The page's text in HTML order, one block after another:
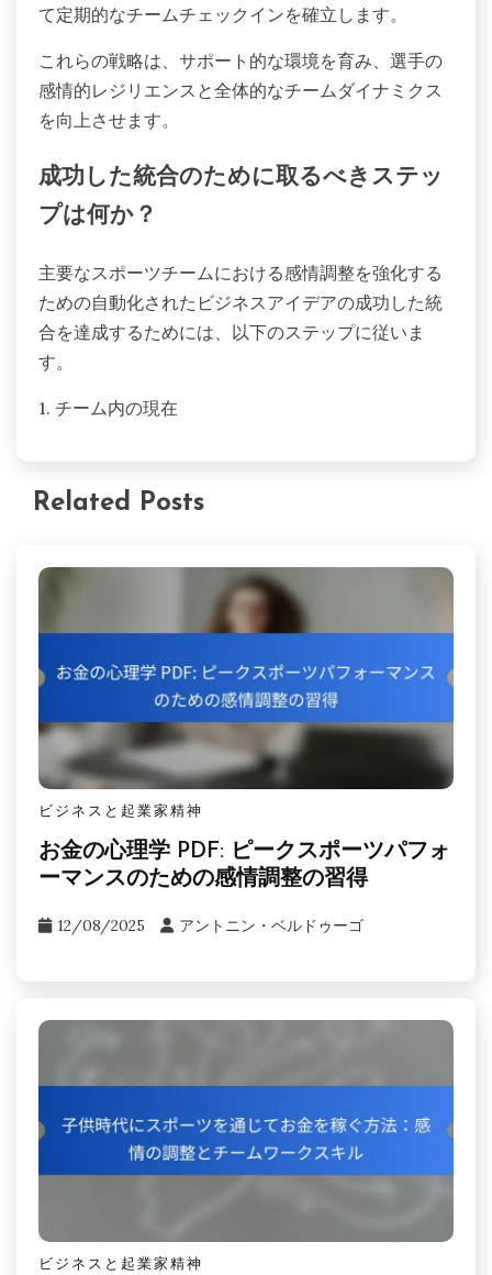
て定期的なチームチェックインを確立します。
これらの戦略は、サポート的な環境を育み、選手の
感情的レジリエンスと全体的なチームダイナミクス
を向上させます。
成功した統合のために取るべきステッ
プは何か？
主要なスポーツチームにおける感情調整を強化する
ための自動化されたビジネスアイデアの成功した統
合を達成するためには、以下のステップに従いま
す。
1. チーム内の現在
Related Posts
ビジネスと起業家精神
お金の心理学 PDF: ピークスポーツパフォ
ーマンスのための感情調整の習得
12/08/2025 アントニン・ベルドゥーゴ
ビジネスと起業家精神